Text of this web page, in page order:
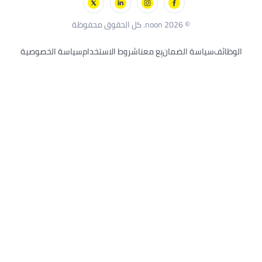
الوظائفسياسة الضمانبِع معناشروط الاستخدامسياسة الخصوصية